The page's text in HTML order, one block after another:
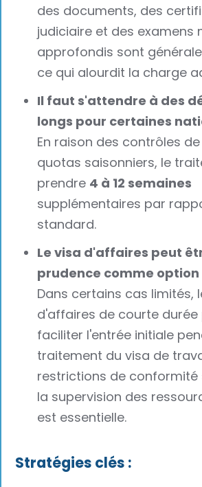
des documents, des
judiciaire et des examens
approfondis sont
ce qui alourdit la charge
Il faut s'attendre à des
longs pour certaines
En raison des contrôles
quotas saisonniers, le
prendre 4 à 12 semaines
supplémentaires par
standard.
Le visa d'affaires peut
prudence comme
Dans certains cas limités,
d'affaires de courte durée
faciliter l'entrée initiale
traitement du visa de
restrictions de conformité
la supervision des
est essentielle.
Stratégies clés : ‍